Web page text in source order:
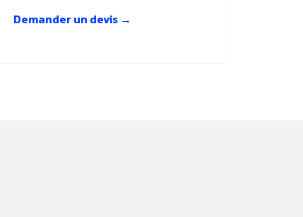
Demander un devis →